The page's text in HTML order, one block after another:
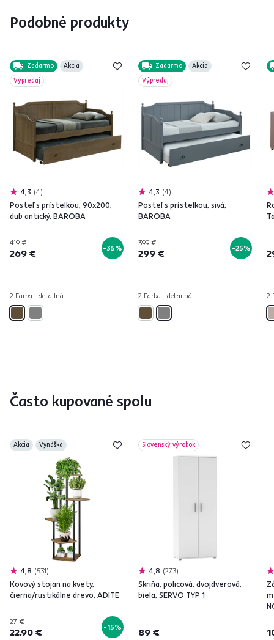
Podobné produkty
Zadarmo
Akcia
Výpredaj
4,3 4
Posteľ s prístelkou, 90x200,
dub antický, BAROBA
419 €
269 € -35%
2 Farba - detailná
Zadarmo
Akcia
Výpredaj
4,3 4
Posteľ s prístelkou, sivá,
BAROBA
399 €
299 € -25%
2 Farba - detailná 2
Často kupované spolu
Akcia Vynáška
4,8 531
Kovový stojan na kvety,
čierna/rustikálne drevo, ADITE
27 €
22,90 € -15%
Slovenský výrobok
4,8 273
Skriňa, policová, dvojdverová,
biela, SERVO TYP 1
89 €